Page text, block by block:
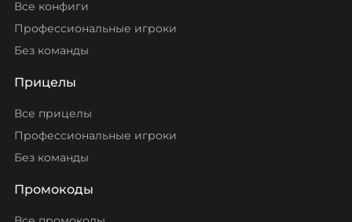
Все конфиги
Профессиональные игроки
Без команды
Прицелы
Все прицелы
Профессиональные игроки
Без команды
Промокоды